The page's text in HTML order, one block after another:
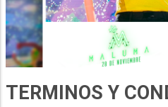
TERMINOS Y